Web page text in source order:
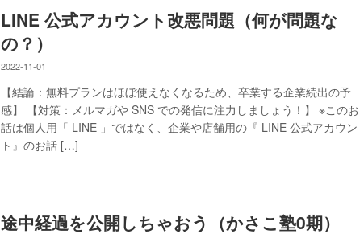
LINE 公式アカウント改悪問題（何が問題な
の？）
2022-11-01
【結論：無料プランはほぼ使えなくなるため、卒業する企業続出の予
感】 【対策：メルマガや SNS での発信に注力しましょう！】 ※このお
話は個人用「 LINE 」ではなく、企業や店舗用の『 LINE 公式アカウン
ト』のお話 […]
途中経過を公開しちゃおう（かさこ塾0期）